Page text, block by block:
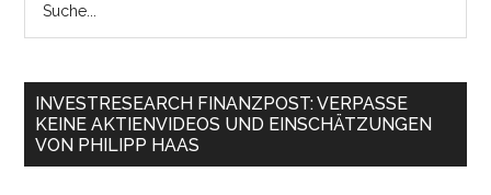
INVESTRESEARCH FINANZPOST: VERPASSE
KEINE AKTIENVIDEOS UND EINSCHÄTZUNGEN
VON PHILIPP HAAS